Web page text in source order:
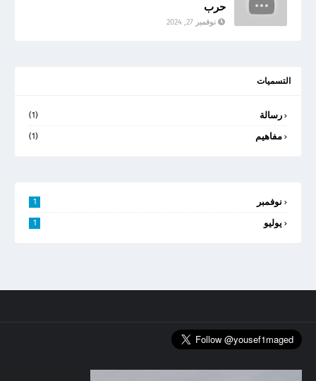
حرب
نوفمبر 27, 2024
التسميات
رسالة (1)
مفاهيم (1)
نوفمبر 1
يوليو 1